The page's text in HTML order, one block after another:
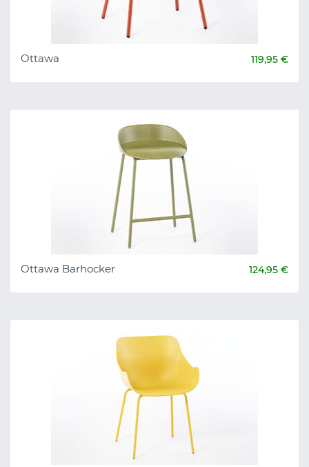
Ottawa 119,95 €
Ottawa Barhocker 124,95 €